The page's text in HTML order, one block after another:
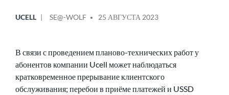
В
UCELL
ОТ
SE@-WOLF 25 АВГУСТА 2023
В связи с проведением планово-технических работ у
абонентов компании Ucell может наблюдаться
кратковременное прерывание клиентского
обслуживания; перебои в приёме платежей и USSD